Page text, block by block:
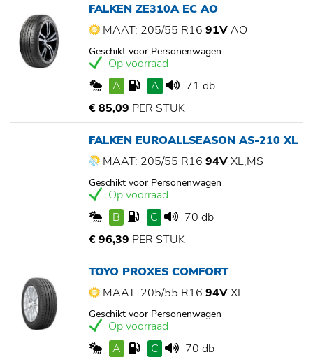
FALKEN ZE310A EC AO
MAAT: 205/55 R16 91VAO
Geschikt voor Personenwagen
Op voorraad
A
A
71 db
€ 85,09 PER STUK
FALKEN EUROALLSEASON AS-210 XL
MAAT: 205/55 R16 94VXL,MS
Geschikt voor Personenwagen
Op voorraad
B
C
70 db
€ 96,39 PER STUK
TOYO PROXES COMFORT
MAAT: 205/55 R16 94VXL
Geschikt voor Personenwagen
Op voorraad
A
C
70 db